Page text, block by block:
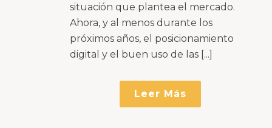
situación que plantea el mercado.
Ahora, y al menos durante los
próximos años, el posicionamiento
digital y el buen uso de las [...]
Leer Más